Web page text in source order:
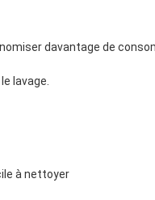
lavage.
à nettoyer